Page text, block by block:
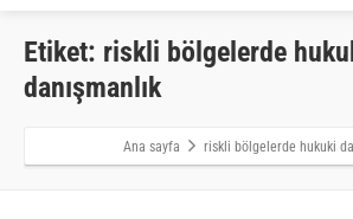
Etiket: riskli bölgelerde
danışmanlık
Ana sayfa riskli bölgelerde hukuki